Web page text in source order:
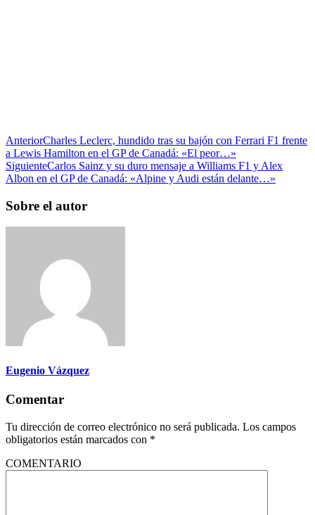
AnteriorCharles Leclerc, hundido tras su bajón con Ferrari F1 frente
a Lewis Hamilton en el GP de Canadá: «El peor…»
SiguienteCarlos Sainz y su duro mensaje a Williams F1 y Alex
Albon en el GP de Canadá: «Alpine y Audi están delante…»
Sobre el autor
Eugenio Vázquez
Comentar
Tu dirección de correo electrónico no será publicada. Los campos
obligatorios están marcados con *
COMENTARIO